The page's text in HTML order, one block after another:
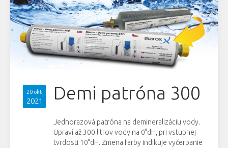
20 okt
2021 Demi patróna 300
Jednorazová patróna na demineralizáciu vody.
Upraví až 300 litrov vody na 0°dH, pri vstupnej
tvrdosti 10°dH. Zmena farby indikuje vyčerpanie